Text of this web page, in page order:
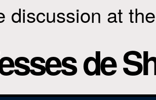
discussion at
de